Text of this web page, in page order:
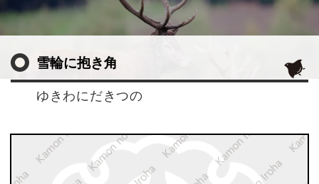
雪輪に抱き角
ゆきわにだきつの